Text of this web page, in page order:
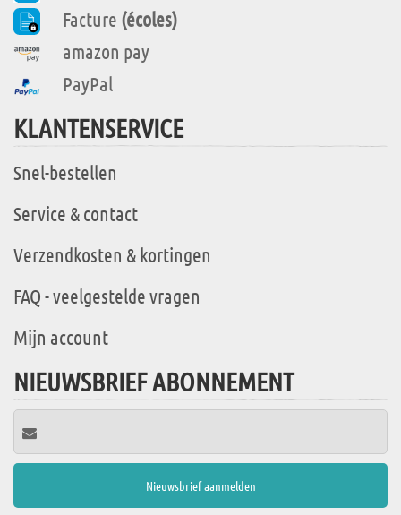
Facture (écoles)
amazon pay
PayPal
KLANTENSERVICE
Snel-bestellen
Service & contact
Verzendkosten & kortingen
FAQ - veelgestelde vragen
Mijn account
NIEUWSBRIEF ABONNEMENT